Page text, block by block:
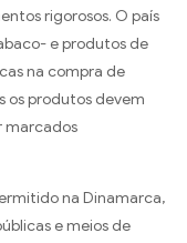
rigorosos. O país
e produtos de
na compra de
os produtos devem
marcados
na Dinamarca,
e meios de